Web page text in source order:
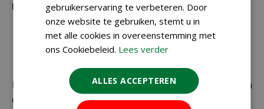
Uitzonderlijke verzendkosten
Er word standaard € 4,99 verzendkosten
berekend op planten en producten die buiten de
De juiste verzendkosten worden in de laatste stap van
de winkelwagen berekend.
gebruikerservaring te verbeteren. Door
onze website te gebruiken, stemt u in
met alle cookies in overeenstemming met
ons Cookiebeleid. Lees verder
ALLES ACCEPTEREN